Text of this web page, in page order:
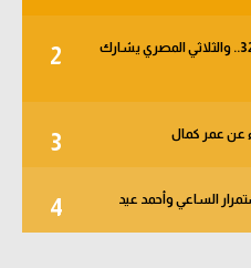
2
خبر في الجول - الأهلي يبدأ من دور الـ 32.. والثلاثي المصري يشارك
3 عن عمر كمال
4 الساعي وأحمد عيد